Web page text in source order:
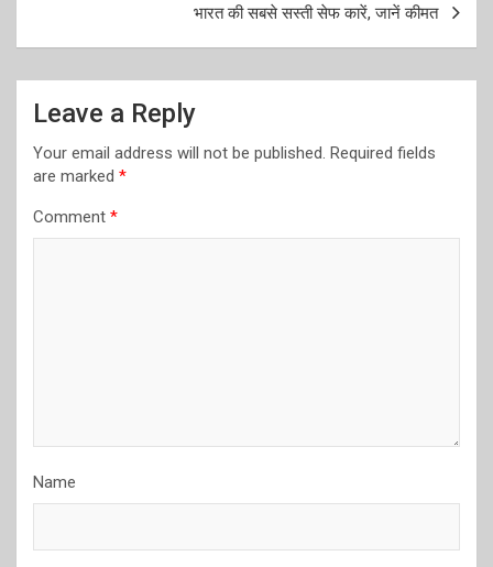
भारत की सबसे सस्ती सेफ कारें, जानें कीमत
Leave a Reply
Your email address will not be published. Required fields
are marked *
Comment *
Name